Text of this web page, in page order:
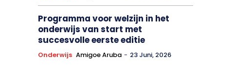
Programma voor welzijn in het
onderwijs van start met
succesvolle eerste editie
Onderwijs Amigoe Aruba - 23 Juni, 2026